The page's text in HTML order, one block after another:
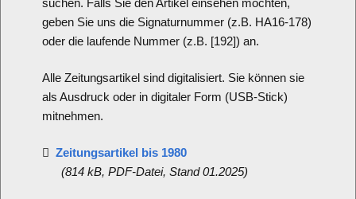
geben Sie uns die Signaturnummer (z.B. HA16-178)
oder die laufende Nummer (z.B. [192]) an.
Alle Zeitungsartikel sind digitalisiert. Sie können sie
als Ausdruck oder in digitaler Form (USB-Stick)
mitnehmen.
 Zeitungsartikel bis 1980
(814 kB, PDF-Datei, Stand 01.2025)